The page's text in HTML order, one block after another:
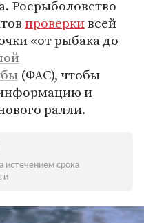
Росрыболовство
проверкивсей
«от рыбака до
(ФАС), чтобы
и
ралли.
истечением срока